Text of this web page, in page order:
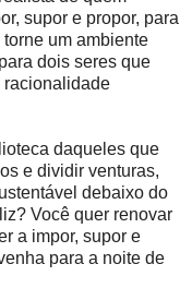
supor e propor, para
um ambiente
dois seres que
racionalidade
daqueles que
e dividir venturas,
debaixo do
Você quer renovar
a impor, supor e
para a noite de